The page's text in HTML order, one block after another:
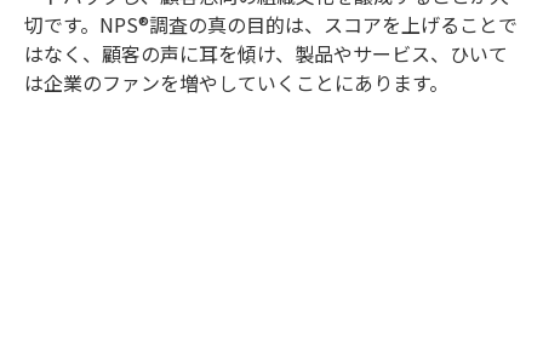
切です。NPS®調査の真の目的は、スコアを上げることで
はなく、顧客の声に耳を傾け、製品やサービス、ひいて
は企業のファンを増やしていくことにあります。